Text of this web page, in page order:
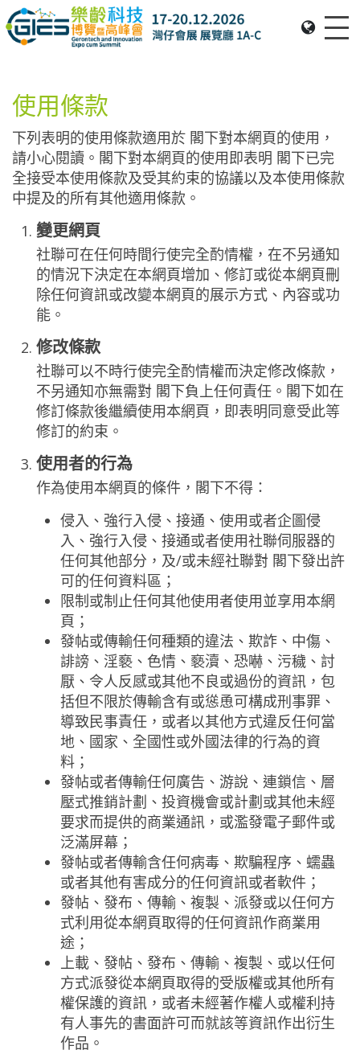
使用條款
下列表明的使用條款適用於 閣下對本網頁的使用，
請小心閱讀。閣下對本網頁的使用即表明 閣下已完
全接受本使用條款及受其約束的協議以及本使用條款
中提及的所有其他適用條款。
變更網頁
社聯可在任何時間行使完全酌情權，在不另通知
的情況下決定在本網頁增加、修訂或從本網頁刪
除任何資訊或改變本網頁的展示方式、內容或功
能。
修改條款
社聯可以不時行使完全酌情權而決定修改條款，
不另通知亦無需對 閣下負上任何責任。閣下如在
修訂條款後繼續使用本網頁，即表明同意受此等
修訂的約束。
使用者的行為
作為使用本網頁的條件，閣下不得：
侵入、強行入侵、接通、使用或者企圖侵
入、強行入侵、接通或者使用社聯伺服器的
任何其他部分，及/或未經社聯對 閣下發出許
可的任何資料區；
限制或制止任何其他使用者使用並享用本網
頁；
發帖或傳輸任何種類的違法、欺詐、中傷、
誹謗、淫褻、色情、褻瀆、恐嚇、污穢、討
厭、令人反感或其他不良或過份的資訊，包
括但不限於傳輸含有或慫恿可構成刑事罪、
導致民事責任，或者以其他方式違反任何當
地、國家、全國性或外國法律的行為的資
料；
發帖或者傳輸任何廣告、游說、連鎖信、層
壓式推銷計劃、投資機會或計劃或其他未經
要求而提供的商業通訊，或濫發電子郵件或
泛滿屏幕；
發帖或者傳輸含任何病毒、欺騙程序、蠕蟲
或者其他有害成分的任何資訊或者軟件；
發帖、發布、傳輸、複製、派發或以任何方
式利用從本網頁取得的任何資訊作商業用
途；
上載、發帖、發布、傳輸、複製、或以任何
方式派發從本網頁取得的受版權或其他所有
權保護的資訊，或者未經著作權人或權利持
有人事先的書面許可而就該等資訊作出衍生
作品。